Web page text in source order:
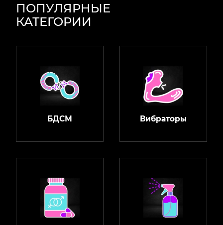
ПОПУЛЯРНЫЕ
КАТЕГОРИИ
БДСМ Вибраторы